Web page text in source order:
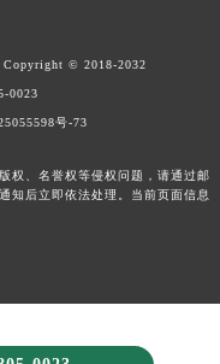
Copyright © 2018-2032
0023
号-73
权、名誉权等侵权问题，请通过邮
知后立即依法处理。当前页面信息